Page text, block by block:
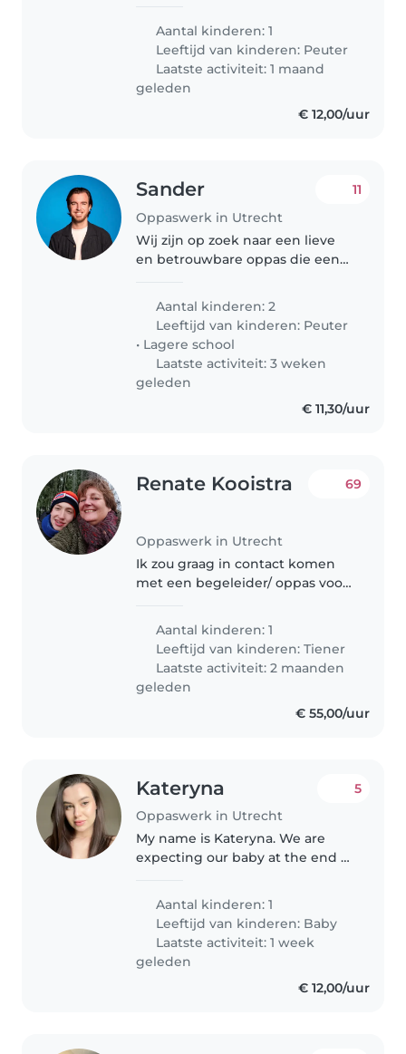
dreumes. Iemand die met
plezier en geduld onze dreumes
bezig houdt. Graag bij jullie thuis,
in jullie..
Aantal kinderen: 1
Leeftijd van kinderen: Peuter
Laatste activiteit: 1 maand
geleden
€ 12,00/uur
Sander
Oppaswerk in Utrecht
11
Wij zijn op zoek naar een lieve
en betrouwbare oppas die een
twee schatten wil doorbrengen!
We hebben een energieke 2-
jarige zoon en een lieve,
nieuwsgierige..
Aantal kinderen: 2
Leeftijd van kinderen: Peuter
• Lagere school
Laatste activiteit: 3 weken
geleden
€ 11,30/uur
Renate Kooistra
Oppaswerk in Utrecht
69
Ik zou graag in contact komen
met een begeleider/ oppas voor
ochtends van 7-830 uur - ma t/m
vr van 1515-1830 uur - wo
ochtend..
Aantal kinderen: 1
Leeftijd van kinderen:Tiener
Laatste activiteit: 2 maanden
geleden
€ 55,00/uur
Kateryna
Oppaswerk in Utrecht
5
My name is Kateryna. We are
expecting our baby at the end of
and reliable babysitter/nanny to
help us after the baby arrives.
We would love to find..
Aantal kinderen: 1
Leeftijd van kinderen: Baby
Laatste activiteit: 1 week
geleden
€ 12,00/uur